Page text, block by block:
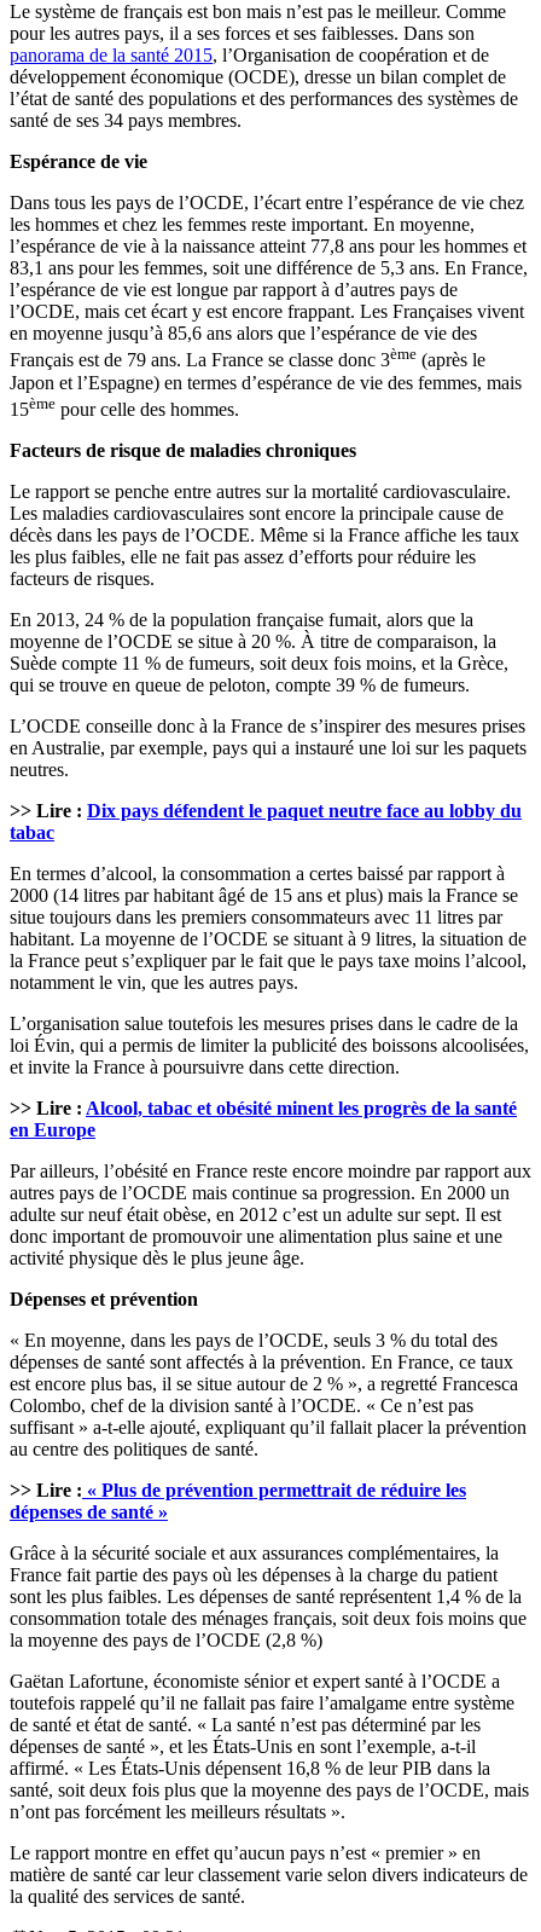
Le système de français est bon mais n’est pas le meilleur. Comme
pour les autres pays, il a ses forces et ses faiblesses. Dans son
panorama de la santé 2015, l’Organisation de coopération et de
développement économique (OCDE), dresse un bilan complet de
l’état de santé des populations et des performances des systèmes de
santé de ses 34 pays membres.
Espérance de vie
Dans tous les pays de l’OCDE, l’écart entre l’espérance de vie chez
les hommes et chez les femmes reste important. En moyenne,
l’espérance de vie à la naissance atteint 77,8 ans pour les hommes et
83,1 ans pour les femmes, soit une différence de 5,3 ans. En France,
l’espérance de vie est longue par rapport à d’autres pays de
l’OCDE, mais cet écart y est encore frappant. Les Françaises vivent
en moyenne jusqu’à 85,6 ans alors que l’espérance de vie des
Français est de 79 ans. La France se classe donc 3ème (après le
Japon et l’Espagne) en termes d’espérance de vie des femmes, mais
15ème pour celle des hommes.
Facteurs de risque de maladies chroniques
Le rapport se penche entre autres sur la mortalité cardiovasculaire.
Les maladies cardiovasculaires sont encore la principale cause de
décès dans les pays de l’OCDE. Même si la France affiche les taux
les plus faibles, elle ne fait pas assez d’efforts pour réduire les
facteurs de risques.
En 2013, 24 % de la population française fumait, alors que la
moyenne de l’OCDE se situe à 20 %. À titre de comparaison, la
Suède compte 11 % de fumeurs, soit deux fois moins, et la Grèce,
qui se trouve en queue de peloton, compte 39 % de fumeurs.
L’OCDE conseille donc à la France de s’inspirer des mesures prises
en Australie, par exemple, pays qui a instauré une loi sur les paquets
neutres.
>> Lire : Dix pays défendent le paquet neutre face au lobby du
tabac
En termes d’alcool, la consommation a certes baissé par rapport à
2000 (14 litres par habitant âgé de 15 ans et plus) mais la France se
situe toujours dans les premiers consommateurs avec 11 litres par
habitant. La moyenne de l’OCDE se situant à 9 litres, la situation de
la France peut s’expliquer par le fait que le pays taxe moins l’alcool,
notamment le vin, que les autres pays.
L’organisation salue toutefois les mesures prises dans le cadre de la
loi Évin, qui a permis de limiter la publicité des boissons alcoolisées,
et invite la France à poursuivre dans cette direction.
>> Lire : Alcool, tabac et obésité minent les progrès de la santé
en Europe
Par ailleurs, l’obésité en France reste encore moindre par rapport aux
autres pays de l’OCDE mais continue sa progression. En 2000 un
adulte sur neuf était obèse, en 2012 c’est un adulte sur sept. Il est
donc important de promouvoir une alimentation plus saine et une
activité physique dès le plus jeune âge.
Dépenses et prévention
« En moyenne, dans les pays de l’OCDE, seuls 3 % du total des
dépenses de santé sont affectés à la prévention. En France, ce taux
est encore plus bas, il se situe autour de 2 % », a regretté Francesca
Colombo, chef de la division santé à l’OCDE. « Ce n’est pas
suffisant » a-t-elle ajouté, expliquant qu’il fallait placer la prévention
au centre des politiques de santé.
>> Lire : « Plus de prévention permettrait de réduire les
dépenses de santé »
Grâce à la sécurité sociale et aux assurances complémentaires, la
France fait partie des pays où les dépenses à la charge du patient
sont les plus faibles. Les dépenses de santé représentent 1,4 % de la
consommation totale des ménages français, soit deux fois moins que
la moyenne des pays de l’OCDE (2,8 %)
Gaëtan Lafortune, économiste sénior et expert santé à l’OCDE a
toutefois rappelé qu’il ne fallait pas faire l’amalgame entre système
de santé et état de santé. « La santé n’est pas déterminé par les
dépenses de santé », et les États-Unis en sont l’exemple, a-t-il
affirmé. « Les États-Unis dépensent 16,8 % de leur PIB dans la
santé, soit deux fois plus que la moyenne des pays de l’OCDE, mais
n’ont pas forcément les meilleurs résultats ».
Le rapport montre en effet qu’aucun pays n’est « premier » en
matière de santé car leur classement varie selon divers indicateurs de
la qualité des services de santé.